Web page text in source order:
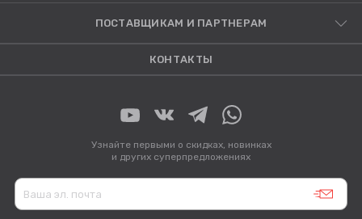
ПОСТАВЩИКАМ И ПАРТНЕРАМ
КОНТАКТЫ
Узнайте первыми о скидках, новинках
и других суперпредложениях